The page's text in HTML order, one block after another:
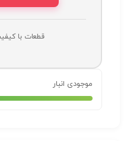
قطعات با
موجودی انبار